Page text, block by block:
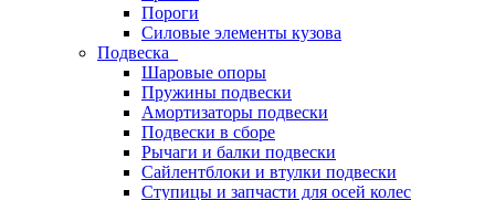
Пороги
Силовые элементы кузова
Подвеска
Шаровые опоры
Пружины подвески
Амортизаторы подвески
Подвески в сборе
Рычаги и балки подвески
Сайлентблоки и втулки подвески
Ступицы и запчасти для осей колес